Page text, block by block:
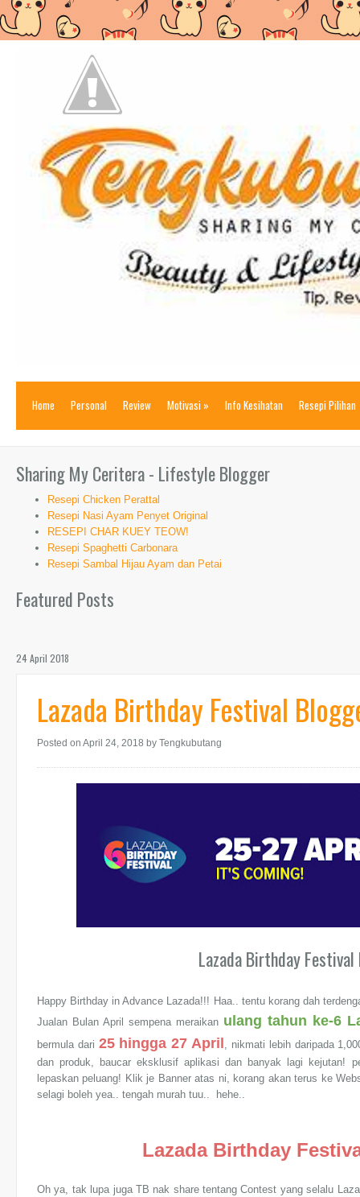
Home Personal Review Motivasi » Info Kesihatan Resepi Pilihan
Sharing My Ceritera - Lifestyle Blogger
Resepi Chicken Perattal
Resepi Nasi Ayam Penyet Original
RESEPI CHAR KUEY TEOW!
Resepi Spaghetti Carbonara
Resepi Sambal Hijau Ayam dan Petai
Featured Posts
24 April 2018
Lazada Birthday Festival
Posted on April 24, 2018 by Tengkubutang
Lazada Birthday
Happy Birthday in Advance Lazada!!! Haa.. tentu korang dah
Jualan Bulan April sempena meraikan ulang tahun ke-6
bermula dari 25 hingga 27 April , nikmati lebih daripada
dan produk, baucar eksklusif aplikasi dan banyak lagi kejutan!
lepaskan peluang! Klik je Banner atas ni, korang akan terus ke
selagi boleh yea.. tengah murah tuu.. hehe..
Lazada Birthday
Oh ya, tak lupa juga TB nak share tentang Contest yang selalu